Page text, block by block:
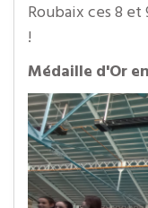
Roubaix ces 8 et
!
Médaille d'Or